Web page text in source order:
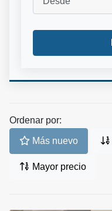
Ordenar por:
Más nuevo
Mayor precio